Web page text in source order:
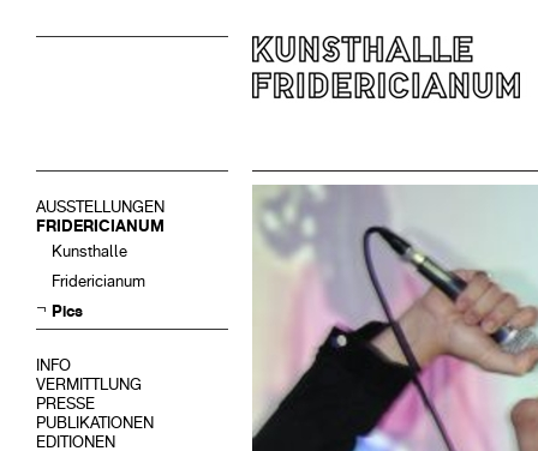
AUSSTELLUNGEN
FRIDERICIANUM
Kunsthalle
Fridericianum
Pics
INFO
VERMITTLUNG
PRESSE
PUBLIKATIONEN
EDITIONEN